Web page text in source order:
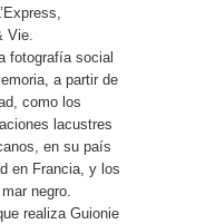
Vie.
fotografía social
a partir de
como los
lacustres
en su país
en Francia, y los
negro.
realiza Guionie